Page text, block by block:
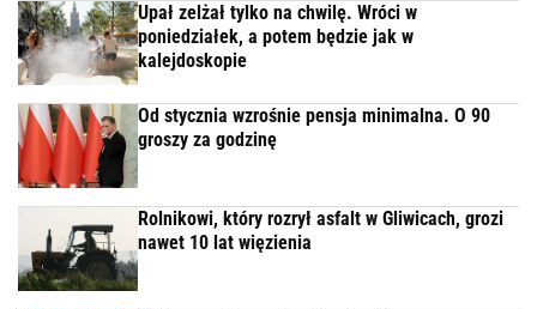
Upał zelżał tylko na chwilę. Wróci w
poniedziałek, a potem będzie jak w
kalejdoskopie
Od stycznia wzrośnie pensja minimalna. O 90
groszy za godzinę
Rolnikowi, który rozrył asfalt w Gliwicach, grozi
nawet 10 lat więzienia